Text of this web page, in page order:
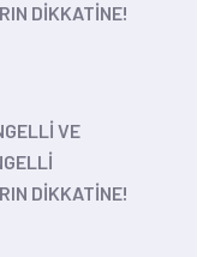
DİKKATİNE!
VE
DİKKATİNE!